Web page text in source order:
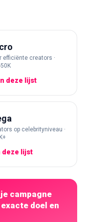
efficiënte creators ·
deze lijst
op celebrityniveau ·
deze lijst
campagne
doel en